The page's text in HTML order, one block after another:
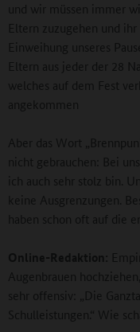
und wir müssen immer
Eltern zuzugehen und
Einweihung unseres
Eltern aus jeder der 28
welches auf dem Fest
angekommen
Aber das Wort
nicht gebrauchen: Bei
ich auch sehr stolz bin.
keine Ausgrenzungen.
haben schon oft auf die
Online-Redaktion:
Augenbrauen
sehr offensiv: „Die
Schulleistungen.“ Wie